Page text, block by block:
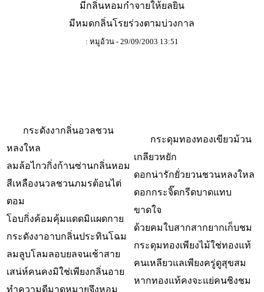
มีกลิ่นหอมกำจายให้ยลยิน
มีหมดกลิ่นโรยร่วงตามบ่วงกาล
: หมูอ้วน - 29/09/2003 13:51
กระดังงากลิ่นอวลชวน
หลงใหล
ลมล้อไกวกิ่งก้านซ่านกลิ่นหอม
สีเหลืองนวลชวนภมรต้อนไต่
ตอม
โอบกิ่งค้อมคุ้มแดดมิแผดกาย
กระดังงาอาบกลิ่นประทินโฉม
ลมลูบโลมลอบยลจนเช้าสาย
เสน่ห์คนคงมิใช่เพียงกลิ่นอาย
ทำความดีมาดหมายจึงหอม
กระดุมทองทองเขียวม้วน
เกลียวหยัก
ดอกน่ารักยั่วยวนชวนหลงใหล
ดอกกระจิ๊ดกรีดบาดแทบ
ขาดใจ
ด้วยคมใบสากสากยากเก็บชม
กระดุมทองเพียงไม้ใช่ทองแท้
คนเหลียวแลเพียงครู่ดูสุขสม
หากทองแท้คงจะแย่คนชิงชม